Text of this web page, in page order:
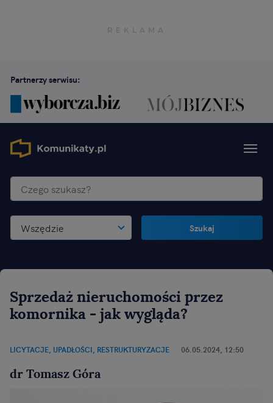
Partnerzy serwisu:
Wszędzie Szukaj
Sprzedaż nieruchomości przez
komornika - jak wygląda?
LICYTACJE, UPADŁOŚCI, RESTRUKTURYZACJE 06.05.2024, 12:50
dr Tomasz Góra